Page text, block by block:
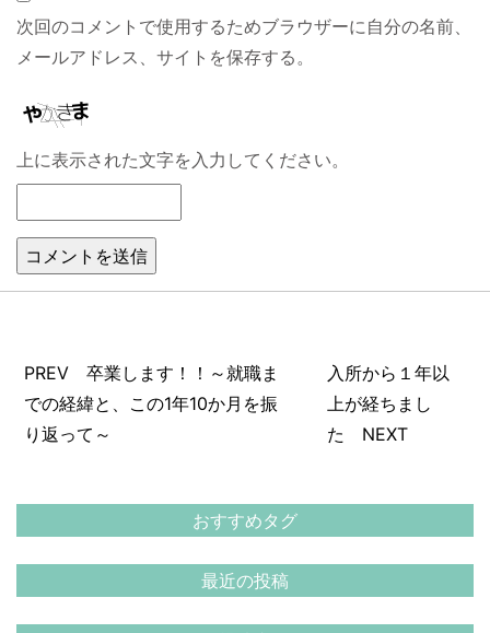
おすすめタグ
最近の投稿
次回のコメントで使用するためブラウザーに自分の名前、
メールアドレス、サイトを保存する。
上に表示された文字を入力してください。
PREV 卒業します！！～就職ま
での経緯と、この1年10か月を振
り返って～
入所から１年以
上が経ちまし
た NEXT